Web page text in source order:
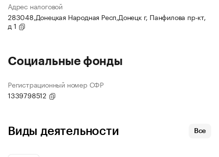
Адрес налоговой
283048,Донецкая Народная Респ,Донецк г, Панфилова пр-кт,
д 1
Социальные фонды
Регистрационный номер СФР
1339798512
Виды деятельности Все